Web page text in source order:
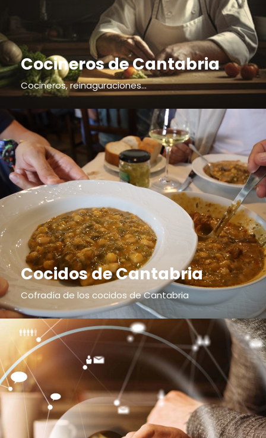
Cocineros de Cantabria
Cocineros, reinaguraciones...
Cocidos de Cantabria
Cofradía de los cocidos de Cantabria